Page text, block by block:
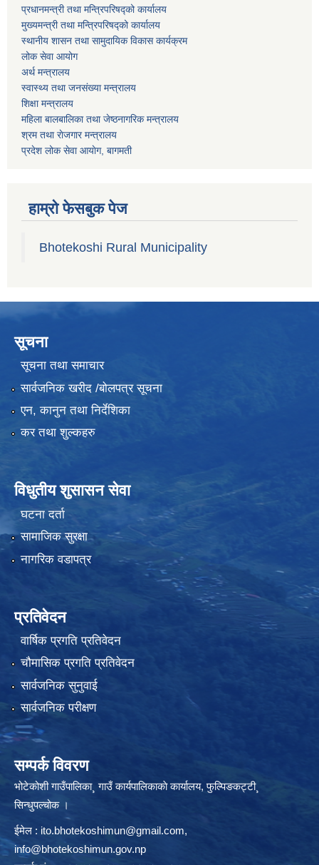
प्रधानमन्त्री तथा मन्त्रिपरिषद्को कार्यालय
मुख्यमन्त्री तथा मन्त्रिपरिषद्को कार्यालय
स्थानीय शासन तथा सामुदायिक विकास कार्यक्रम
लोक सेवा आयोग
अर्थ मन्त्रालय
स्वास्थ्य तथा जनस‌ंख्या मन्त्रालय
शिक्षा मन्त्रालय
महिला बालबालिका तथा जेष्ठनागरिक मन्त्रालय
श्रम तथा राेजगार मन्त्रालय
प्रदेश लोक सेवा आयाेग, बागमती
हाम्रो फेसबुक पेज
Bhotekoshi Rural Municipality
सूचना
सूचना तथा समाचार
सार्वजनिक खरीद /बोलपत्र सूचना
एन, कानुन तथा निर्देशिका
कर तथा शुल्कहरु
विधुतीय शुसासन सेवा
घटना दर्ता
सामाजिक सुरक्षा
नागरिक वडापत्र
प्रतिवेदन
वार्षिक प्रगति प्रतिवेदन
चौमासिक प्रगति प्रतिवेदन
सार्वजनिक सुनुवाई
सार्वजनिक परीक्षण
सम्पर्क विवरण
भोटेकोशी गाउँपालिका¸ गाउँ कार्यपालिकाकाे कार्यालय, फुल्पिङकट्टी¸
सिन्धुपल्चोक ।
ईमेल : ito.bhotekoshimun@gmail.com,
info@bhotekoshimun.gov.np